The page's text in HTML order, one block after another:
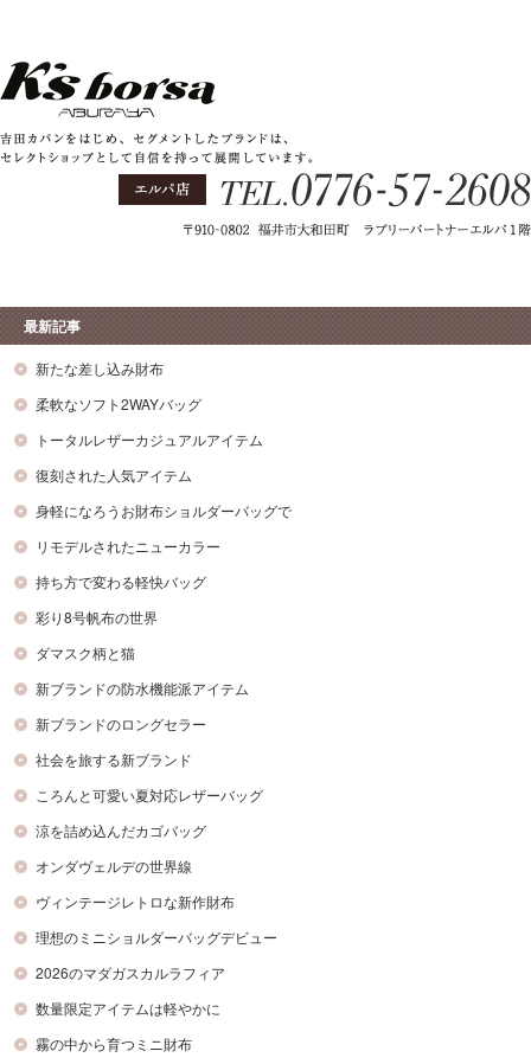
最新記事
新たな差し込み財布
柔軟なソフト2WAYバッグ
トータルレザーカジュアルアイテム
復刻された人気アイテム
身軽になろうお財布ショルダーバッグで
リモデルされたニューカラー
持ち方で変わる軽快バッグ
彩り8号帆布の世界
ダマスク柄と猫
新ブランドの防水機能派アイテム
新ブランドのロングセラー
社会を旅する新ブランド
ころんと可愛い夏対応レザーバッグ
涼を詰め込んだカゴバッグ
オンダヴェルデの世界線
ヴィンテージレトロな新作財布
理想のミニショルダーバッグデビュー
2026のマダガスカルラフィア
数量限定アイテムは軽やかに
霧の中から育つミニ財布